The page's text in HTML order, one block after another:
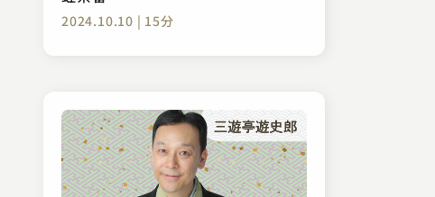
2024.10.10 | 15分